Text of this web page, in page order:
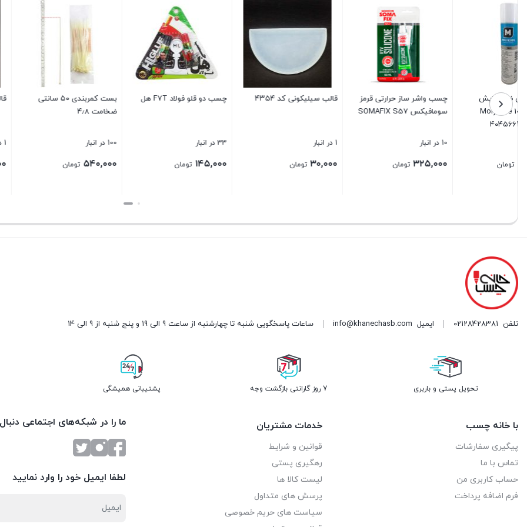
قالب سیلیکونی کد ۴۳۵۴
۳۰,۰۰۰
چسب دو قلو فولاد F7T هل
۱۴۵,۰۰۰
بست کمربندی ۵۰ سانتی
۵۴۰,۰۰۰
قالب سیلیکونی کد ۱۰۵۸
۱۴۰,۰۰۰
قالب سیلیکونی کد ۴۵۳۰
۶۰,۰۰۰
تلفن 02128428381 ایمیل info@khanechasb.com ساعات پاسخگویی شنبه تا چهارشنبه از ساعت 9 الی 19 و پنج شنبه از 9 الی 14
تحویل پستی و باربری 7 روز گارانتی بازگشت وجه پشتیبانی همیشگی
با خانه چسب
پیگیری سفارشات
تماس با ما
حساب کاربری من
فرم اضافه پرداخت
خدمات مشتریان
قوانین و شرایط
رهگیری پستی
لیست کالا ها
پرسش های متداول
سیاست های حریم خصوصی
ما را در شبکه‌های اجتماعی
لطفا ایمیل خود را وارد نمایید